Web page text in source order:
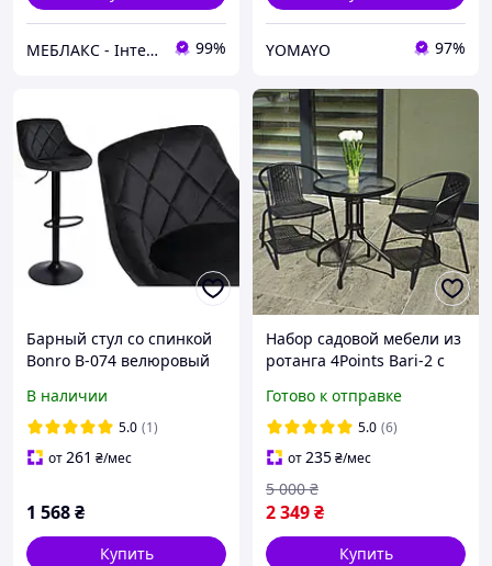
МЕБЛАКС - Інтернет- магазин меблів 99% YOMAYO 97%
Барный стул со спинкой
Bonro B-074 велюровый
основой / Стул для кухни,
бара, кафе, дома,
ресторана
В наличии
5.0 (1)
от261 ₴/мес
1 568₴
Купить
Набор садовой мебели из
ротанга 4Points Bari-2 с
стульями на дачу для
сада кафе террасы
Готово к отправке
5.0 (6)
от235₴/мес
2 349₴
5 000 ₴
Купить